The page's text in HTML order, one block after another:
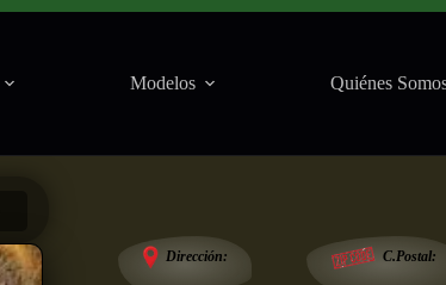
Modelos Quiénes
Dirección: C.Postal: